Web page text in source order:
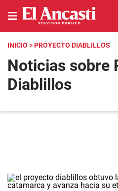
INICIO > PROYECTO DIABLILLOS
Noticias sobre
Diablillos